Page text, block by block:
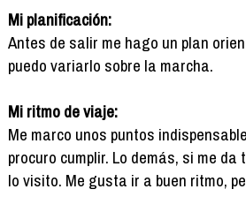
Mi planificación:
Antes de salir me hago un plan
puedo variarlo sobre la marcha.
Mi ritmo de viaje:
Me marco unos puntos
procuro cumplir. Lo demás, si me da
lo visito. Me gusta ir a buen ritmo,